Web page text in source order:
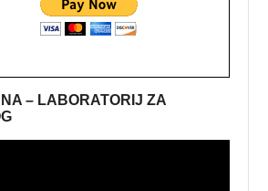
– LABORATORIJ ZA